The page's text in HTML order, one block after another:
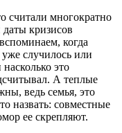
считали многократно
кризисов
когда
случилось или
это
А теплые
ведь семья, это
назвать: совместные
ее скрепляют.